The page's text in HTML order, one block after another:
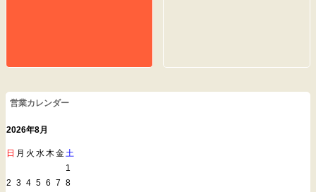
営業カレンダー
2026年8月
日 月 火 水木金土
1
2 3 4 5 6 7 8